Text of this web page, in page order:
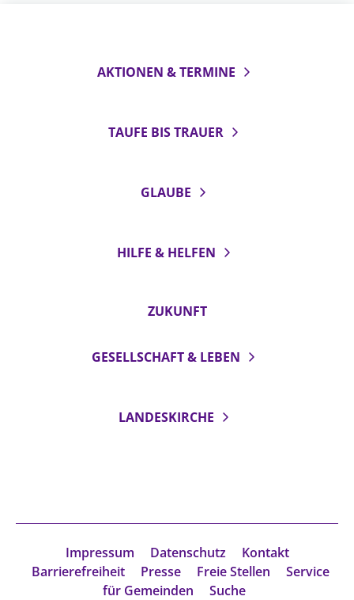
AKTIONEN & TERMINE
TAUFE BIS TRAUER
GLAUBE
HILFE & HELFEN
ZUKUNFT
GESELLSCHAFT & LEBEN
LANDESKIRCHE
Impressum Datenschutz
Kontakt
Barrierefreiheit
Presse Freie Stellen
Service
für Gemeinden
Suche